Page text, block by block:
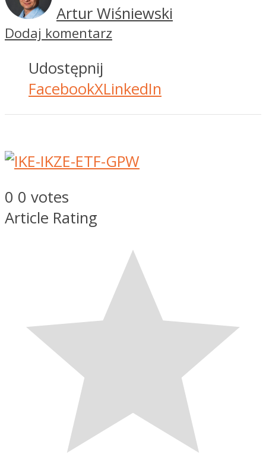
Artur Wiśniewski
Dodaj komentarz
Udostępnij
FacebookXLinkedIn
0 0 votes
Article Rating